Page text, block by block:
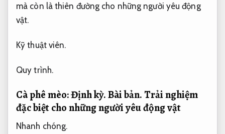
mà còn là thiên đường cho những người yêu động
vật.
Kỹ thuật viên.
Quy trình.
Cà phê mèo:Định kỳ.Bài bản. Trải nghiệm
đặc biệt cho những người yêu động vật
Nhanh chóng.